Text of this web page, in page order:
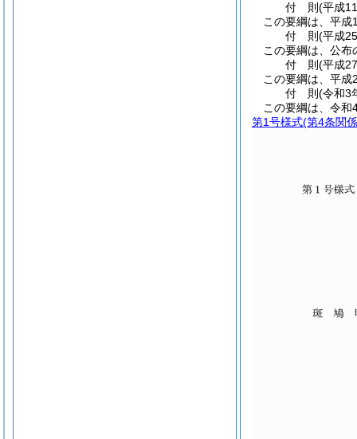
付 則(平成
この要綱は、平
付 則(平成
この要綱は、公
付 則(平成
この要綱は、平
付 則(令和3
この要綱は、令
第1号様式(第4条関